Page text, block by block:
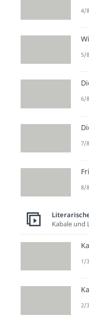
4/
5/
6/
7/
8/
Kabale und
1/
2/